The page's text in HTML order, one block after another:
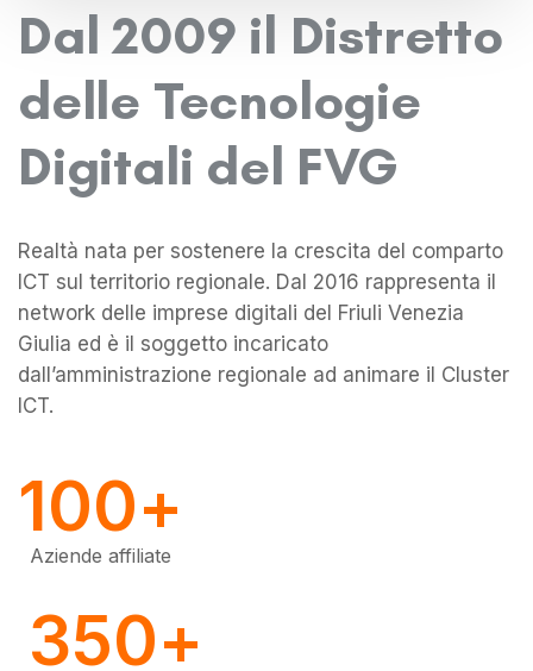
Dal 2009 il Distretto
delle Tecnologie
Digitali del FVG
Realtà nata per sostenere la crescita del comparto
ICT sul territorio regionale. Dal 2016 rappresenta il
network delle imprese digitali del Friuli Venezia
Giulia ed è il soggetto incaricato
dall’amministrazione regionale ad animare il Cluster
ICT.
0
1
2
3
0
1
2
0
1
2
+
Aziende affiliate
0
1
2
3
0
1
3
4
50+
0
1
2
3